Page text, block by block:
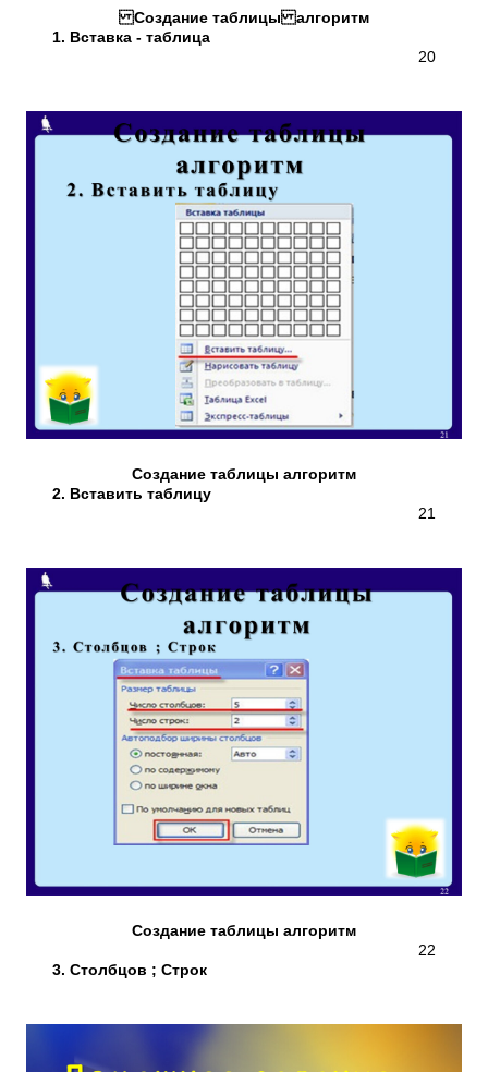
Создание таблицы алгоритм
1. Вставка - таблица
20
Создание таблицы алгоритм
2. Вставить таблицу
21
Создание таблицы алгоритм
22
3. Столбцов ; Строк